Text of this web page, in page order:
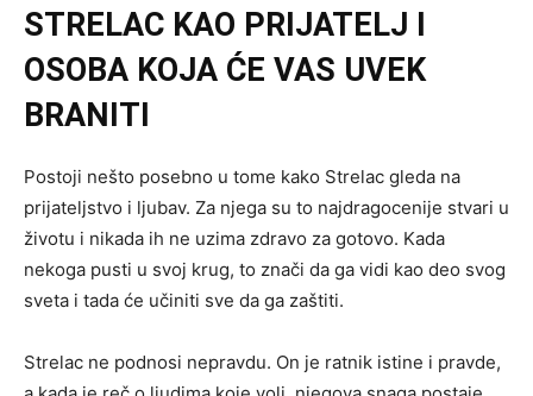
STRELAC KAO PRIJATELJ I
OSOBA KOJA ĆE VAS UVEK
BRANITI
Postoji nešto posebno u tome kako Strelac gleda na
prijateljstvo i ljubav. Za njega su to najdragocenije stvari u
životu i nikada ih ne uzima zdravo za gotovo. Kada
nekoga pusti u svoj krug, to znači da ga vidi kao deo svog
sveta i tada će učiniti sve da ga zaštiti.
Strelac ne podnosi nepravdu. On je ratnik istine i pravde,